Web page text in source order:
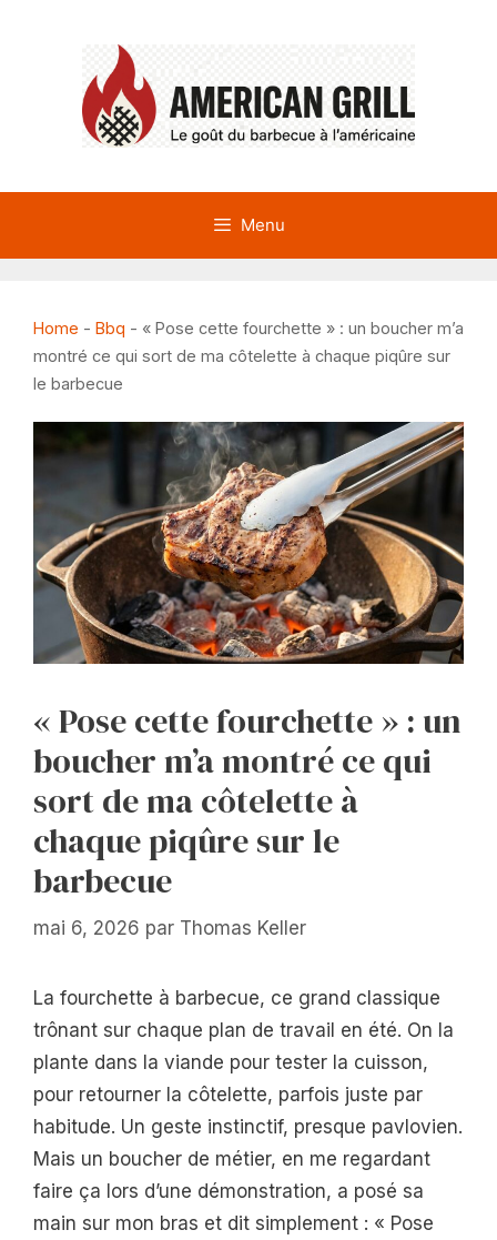
Menu
Home - Bbq - « Pose cette fourchette » : un boucher m’a
montré ce qui sort de ma côtelette à chaque piqûre sur
le barbecue
« Pose cette fourchette » : un
boucher m’a montré ce qui
sort de ma côtelette à
chaque piqûre sur le
barbecue
mai 6, 2026 par Thomas Keller
La fourchette à barbecue, ce grand classique
trônant sur chaque plan de travail en été. On la
plante dans la viande pour tester la cuisson,
pour retourner la côtelette, parfois juste par
habitude. Un geste instinctif, presque pavlovien.
Mais un boucher de métier, en me regardant
faire ça lors d’une démonstration, a posé sa
main sur mon bras et dit simplement : « Pose